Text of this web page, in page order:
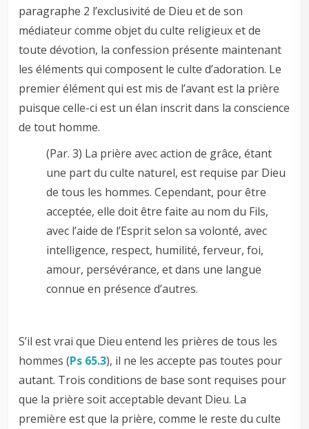
paragraphe 2 l’exclusivité de Dieu et de son
médiateur comme objet du culte religieux et de
toute dévotion, la confession présente maintenant
les éléments qui composent le culte d’adoration. Le
premier élément qui est mis de l’avant est la prière
puisque celle-ci est un élan inscrit dans la conscience
de tout homme.
(Par. 3) La prière avec action de grâce, étant
une part du culte naturel, est requise par Dieu
de tous les hommes. Cependant, pour être
acceptée, elle doit être faite au nom du Fils,
avec l’aide de l’Esprit selon sa volonté, avec
intelligence, respect, humilité, ferveur, foi,
amour, persévérance, et dans une langue
connue en présence d’autres.
S’il est vrai que Dieu entend les prières de tous les
hommes (Ps 65.3), il ne les accepte pas toutes pour
autant. Trois conditions de base sont requises pour
que la prière soit acceptable devant Dieu. La
première est que la prière, comme le reste du culte